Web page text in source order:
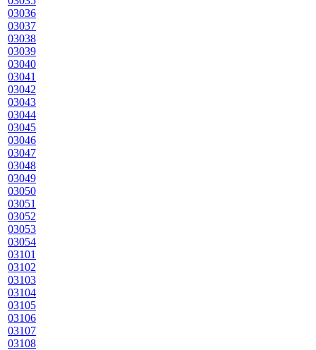
03036
03037
03038
03039
03040
03041
03042
03043
03044
03045
03046
03047
03048
03049
03050
03051
03052
03053
03054
03101
03102
03103
03104
03105
03106
03107
03108